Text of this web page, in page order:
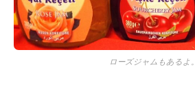
ローズジャムもあるよ。